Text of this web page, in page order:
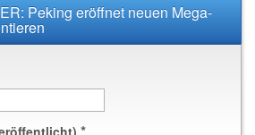
Peking eröffnet neuen Mega-
*